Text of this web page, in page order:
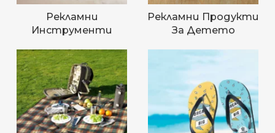
Рекламни
Инструменти
Рекламни Продукти
За Детето